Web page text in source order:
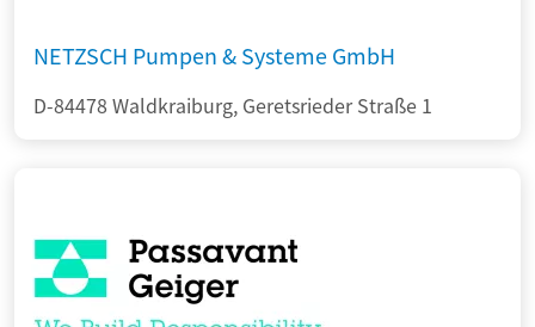
NETZSCH Pumpen & Systeme GmbH
D-84478 Waldkraiburg, Geretsrieder Straße 1